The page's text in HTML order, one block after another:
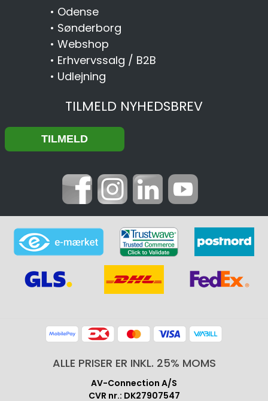
• Odense
• Sønderborg
• Webshop
• Erhvervssalg / B2B
• Udlejning
TILMELD NYHEDSBREV
ALLE PRISER ER INKL. 25% MOMS
AV-Connection A/S
CVR nr.: DK27907547